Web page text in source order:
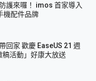
護來囉！ imos 首家導入
機配件品牌
回家 歡慶 EaseUS 21 週
活動」好康大放送